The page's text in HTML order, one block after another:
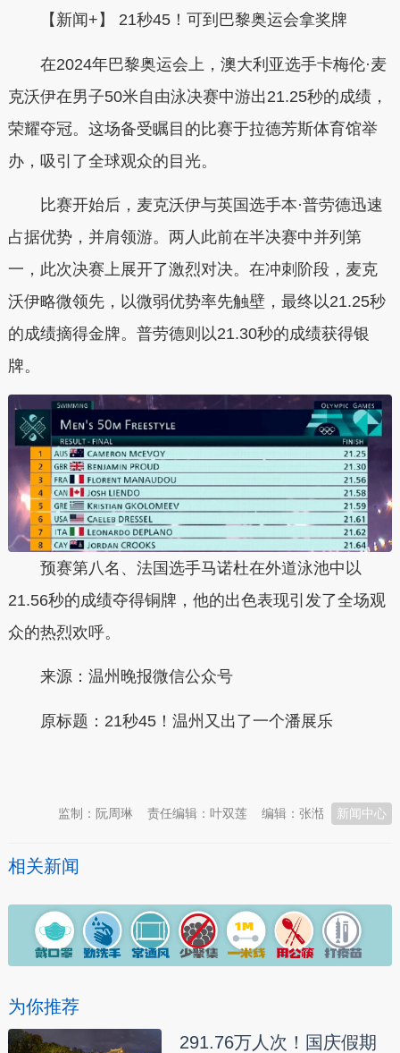
【新闻+】 21秒45！可到巴黎奥运会拿奖牌
在2024年巴黎奥运会上，澳大利亚选手卡梅伦·麦
克沃伊在男子50米自由泳决赛中游出21.25秒的成绩，
荣耀夺冠。这场备受瞩目的比赛于拉德芳斯体育馆举
办，吸引了全球观众的目光。
比赛开始后，麦克沃伊与英国选手本·普劳德迅速
占据优势，并肩领游。两人此前在半决赛中并列第
一，此次决赛上展开了激烈对决。在冲刺阶段，麦克
沃伊略微领先，以微弱优势率先触壁，最终以21.25秒
的成绩摘得金牌。普劳德则以21.30秒的成绩获得银
牌。
预赛第八名、法国选手马诺杜在外道泳池中以
21.56秒的成绩夺得铜牌，他的出色表现引发了全场观
众的热烈欢呼。
来源：温州晚报微信公众号
原标题：21秒45！温州又出了一个潘展乐
新闻中心
编辑：张湉
责任编辑：叶双莲
监制：阮周琳
相关新闻
为你推荐
291.76万人次！国庆假期